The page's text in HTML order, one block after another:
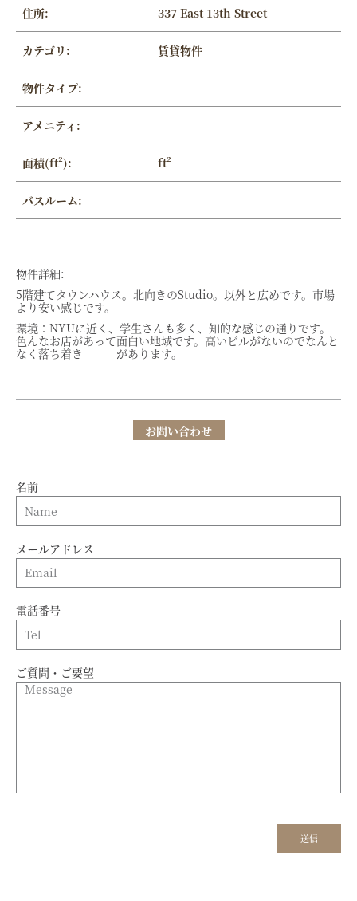
住所: 337 East 13th Street
カテゴリ: 賃貸物件
物件タイプ:
アメニティ:
面積(ft²): ft²
バスルーム:
物件詳細:
5階建てタウンハウス。北向きのStudio。以外と広めです。市場
より安い感じです。
環境：NYUに近く、学生さんも多く、知的な感じの通りです。
色んなお店があって面白い地域です。高いビルがないのでなんと
なく落ち着き があります。
お問い合わせ
名前
メールアドレス
電話番号
ご質問・ご要望